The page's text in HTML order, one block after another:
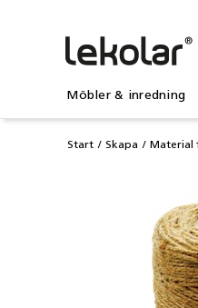
Möbler & inredning
Start Skapa Material